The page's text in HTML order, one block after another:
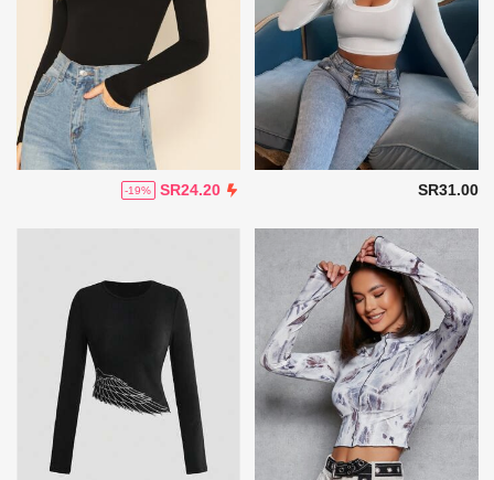
SR31.00
SR24.20
-19%